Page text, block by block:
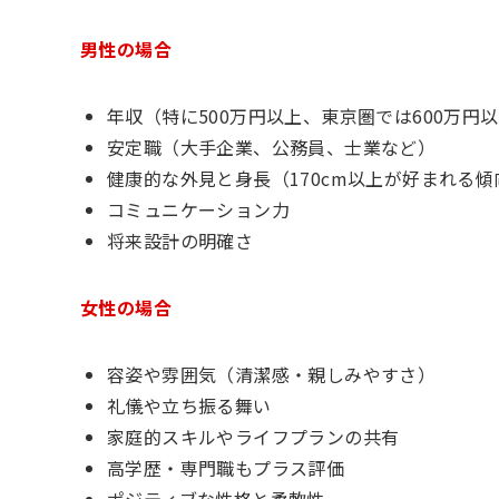
男性の場合
年収（特に500万円以上、東京圏では600万円以
安定職（大手企業、公務員、士業など）
健康的な外見と身長（170cm以上が好まれる傾
コミュニケーション力
将来設計の明確さ
女性の場合
容姿や雰囲気（清潔感・親しみやすさ）
礼儀や立ち振る舞い
家庭的スキルやライフプランの共有
高学歴・専門職もプラス評価